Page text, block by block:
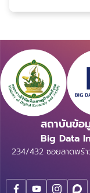
สถาบันข้อ
Big Data
234/432 ซอยลาดพร้